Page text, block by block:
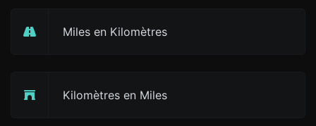
Miles en Kilomètres
Kilomètres en Miles